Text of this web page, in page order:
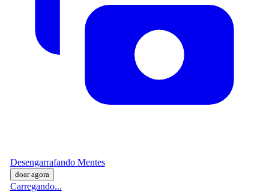
Desengarrafando Mentes
doar agora
Carregando...